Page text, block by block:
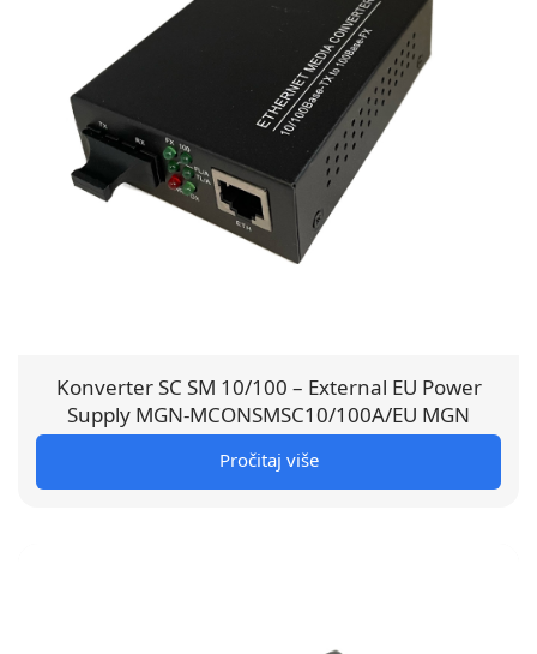
Konverter SC SM 10/100 – External EU Power
Supply MGN-MCONSMSC10/100A/EU MGN
Pročitaj više